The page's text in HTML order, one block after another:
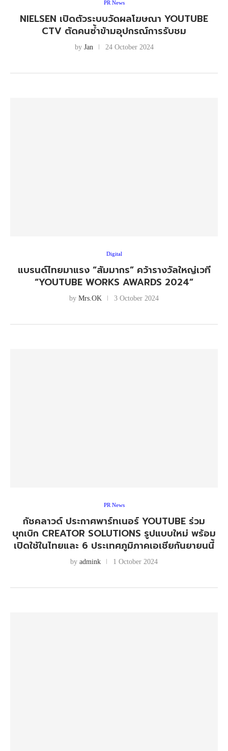
PR News
NIELSEN เปิดตัวระบบวัดผลโฆษณา YOUTUBE
CTV ตัดคนซ้ำข้ามอุปกรณ์การรับชม
by Jan 24 October 2024
Digital
แบรนด์ไทยมาแรง “สัมมากร” คว้ารางวัลใหญ่เวที
“YOUTUBE WORKS AWARDS 2024”
by Mrs.OK 3 October 2024
PR News
กัชคลาวด์ ประกาศพาร์ทเนอร์ YOUTUBE ร่วม
บุกเบิก CREATOR SOLUTIONS รูปแบบใหม่ พร้อม
เปิดใช้ในไทยและ 6 ประเทศภูมิภาคเอเชียกันยายนนี้
by admink 1 October 2024